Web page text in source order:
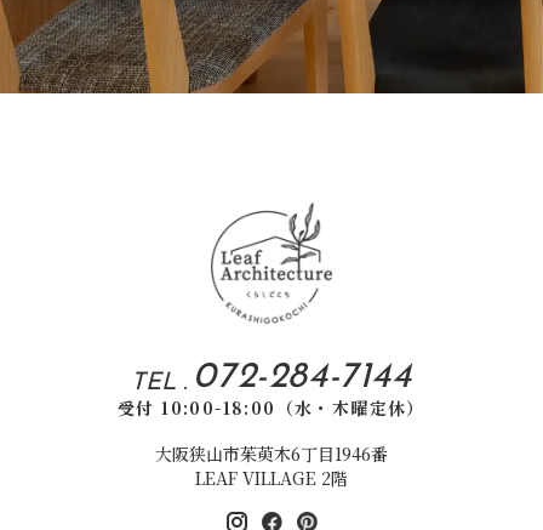
TEL . 072-284-7144
受付 10:00-18:00（水・木曜定休）
大阪狭山市茱萸木6丁目1946番
LEAF VILLAGE 2階